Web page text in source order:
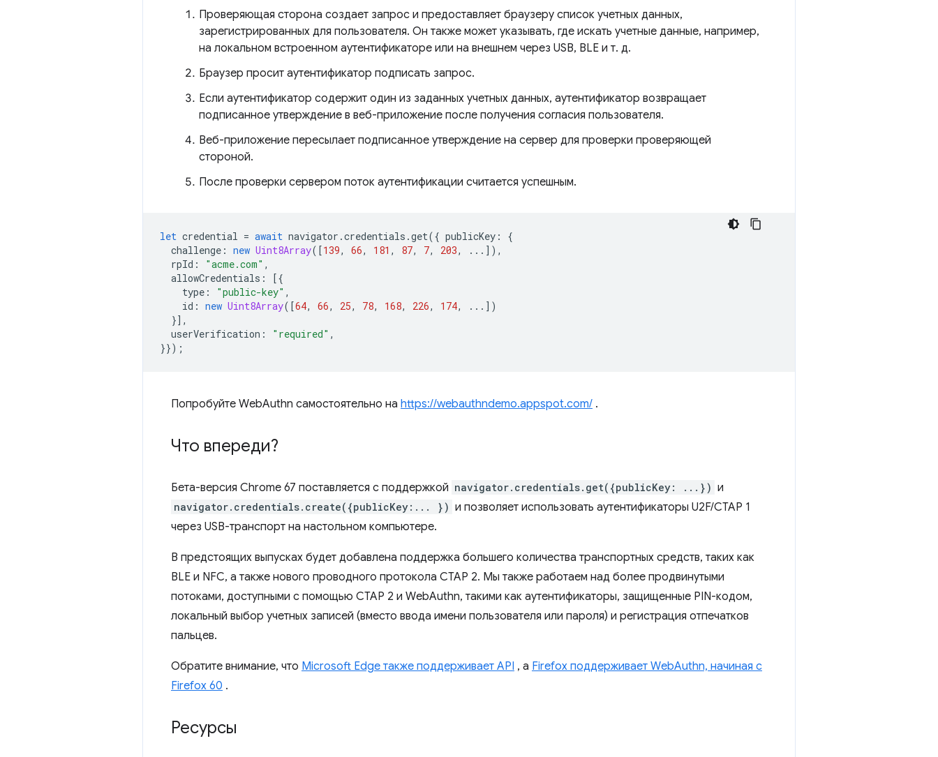
Проверяющая сторона создает запрос и предоставляет браузеру список учетных данных,
зарегистрированных для пользователя. Он также может указывать, где искать учетные данные, например,
на локальном встроенном аутентификаторе или на внешнем через USB, BLE и т. д.
Браузер просит аутентификатор подписать запрос.
Если аутентификатор содержит один из заданных учетных данных, аутентификатор возвращает
подписанное утверждение в веб-приложение после получения согласия пользователя.
Веб-приложение пересылает подписанное утверждение на сервер для проверки проверяющей
стороной.
После проверки сервером поток аутентификации считается успешным.
let credential = await navigator .credentials .get({ publicKey :
{
challenge : new Uint8Array([139, 66, 181 , 87, 7, 203,
...]),
rpId : "acme.com" ,
allowCredentials :
[{
type : "public-key" ,
id : new Uint8Array([64, 66, 25, 78, 168, 226, 174,
...])
}],
userVerification : "required" ,
}});
Попробуйте WebAuthn самостоятельно на https://webauthndemo.appspot.com/ .
Что впереди?
Бета-версия Chrome 67 поставляется с поддержкой navigator.credentials.get({publicKey: ...}) и
navigator.credentials.create({publicKey:... }) и позволяет использовать аутентификаторы U2F/CTAP 1
через USB-транспорт на настольном компьютере.
В предстоящих выпусках будет добавлена ​​поддержка большего количества транспортных средств, таких как
BLE и NFC, а также нового проводного протокола CTAP 2. Мы также работаем над более продвинутыми
потоками, доступными с помощью CTAP 2 и WebAuthn, такими как аутентификаторы, защищенные PIN-кодом,
локальный выбор учетных записей (вместо ввода имени пользователя или пароля) и регистрация отпечатков
пальцев.
Обратите внимание, что Microsoft Edge также поддерживает API , а Firefox поддерживает WebAuthn, начиная с
Firefox 60 .
Ресурсы